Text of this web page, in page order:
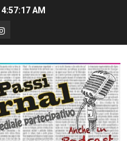
4:57:17 AM